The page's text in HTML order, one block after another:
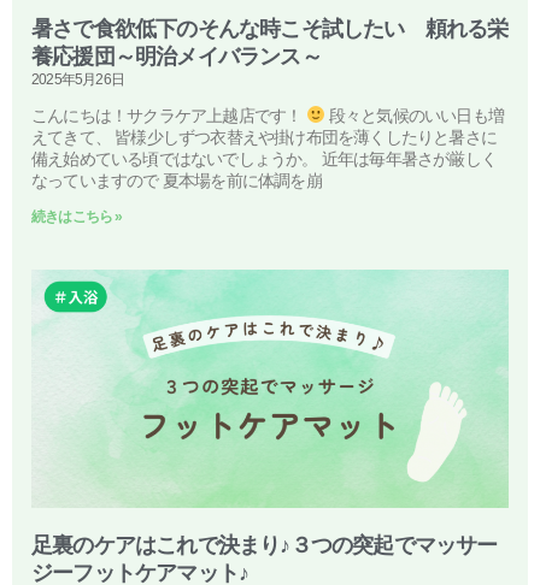
暑さで食欲低下のそんな時こそ試したい 頼れる栄
養応援団～明治メイバランス～
2025年5月26日
こんにちは！サクラケア上越店です！
段々と気候のいい日も増
えてきて、 皆様少しずつ衣替えや掛け布団を薄くしたりと暑さに
備え始めている頃ではないでしょうか。 近年は毎年暑さが厳しく
なっていますので 夏本場を前に体調を崩
続きはこちら »
足裏のケアはこれで決まり♪３つの突起でマッサー
ジーフットケアマット♪